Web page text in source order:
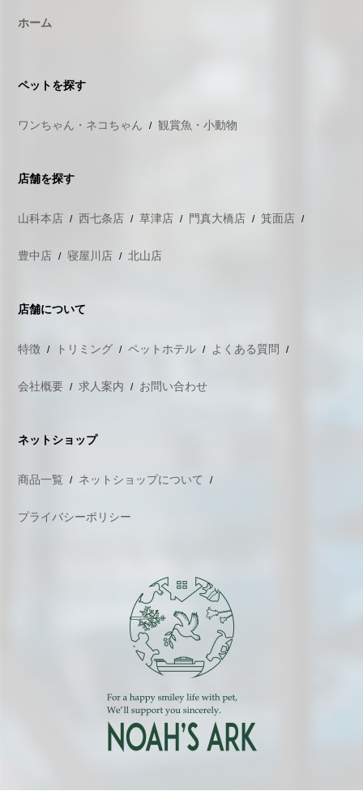
ホーム
ペットを探す
ワンちゃん・ネコちゃん 観賞魚・小動物
店舗を探す
山科本店 西七条店 草津店 門真大橋店 箕面店
豊中店 寝屋川店 北山店
店舗について
特徴 トリミング ペットホテル よくある質問
会社概要 求人案内 お問い合わせ
ネットショップ
商品一覧 ネットショップについて
プライバシーポリシー